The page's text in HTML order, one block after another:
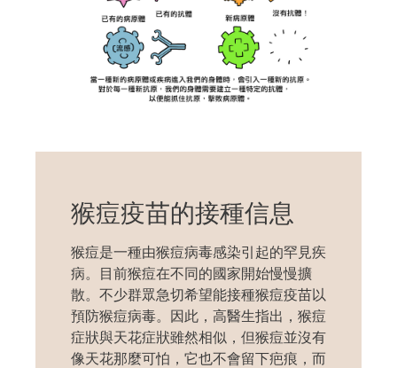
猴痘疫苗的接種信息
猴痘是一種由猴痘病毒感染引起的罕見疾
病。目前猴痘在不同的國家開始慢慢擴
散。不少群眾急切希望能接種猴痘疫苗以
預防猴痘病毒。因此，高醫生指出，猴痘
症狀與天花症狀雖然相似，但猴痘並沒有
像天花那麼可怕，它也不會留下疤痕，而